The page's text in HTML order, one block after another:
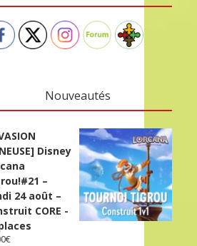
Nouveautés
Disney
–
24 août –
CORE -
€